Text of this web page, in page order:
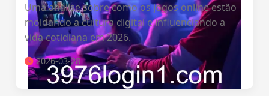
Uma análise sobre como os jogos online estão
moldando a cultura digital e influenciando a
vida cotidiana em 2026.
2026-03-28